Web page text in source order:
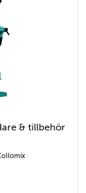
& tillbehör